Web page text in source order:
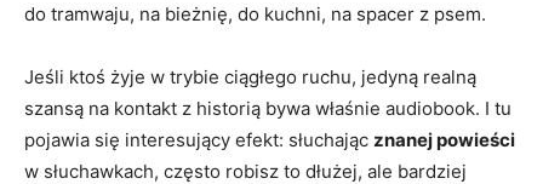
do tramwaju, na bieżnię, do kuchni, na spacer z psem.
Jeśli ktoś żyje w trybie ciągłego ruchu, jedyną realną
szansą na kontakt z historią bywa właśnie audiobook. I tu
pojawia się interesujący efekt: słuchając znanej powieści
w słuchawkach, często robisz to dłużej, ale bardziej